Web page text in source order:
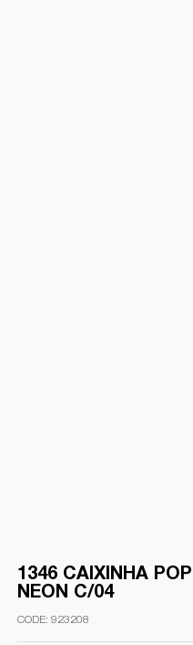
1346 CAIXINHA
NEON C/04
923208